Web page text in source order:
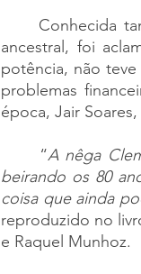
Conhecida
ancestral, foi
potência, não
problemas
época, Jair
“A nêga
beirando os 80
coisa que ainda
reproduzido no
e Raquel Munhoz.